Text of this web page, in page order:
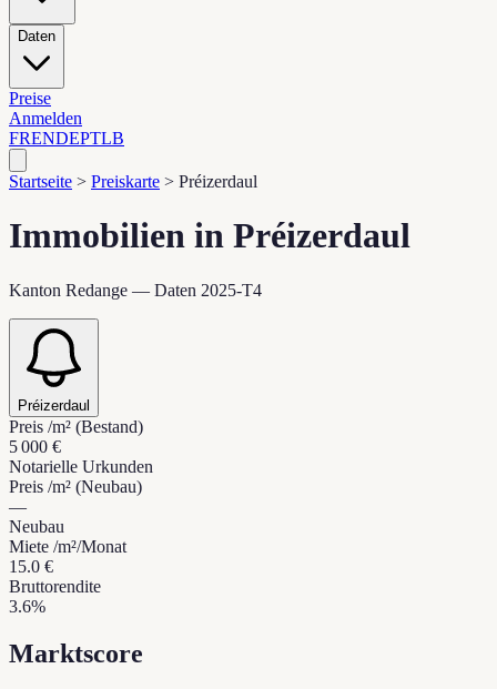
Daten
Preise
Anmelden
FRENDEPTLB
Startseite > Preiskarte > Préizerdaul
Immobilien in Préizerdaul
Kanton Redange — Daten 2025-T4
Préizerdaul
Preis /m² (Bestand)
5 000 €
Notarielle Urkunden
Preis /m² (Neubau)
—
Neubau
Miete /m²/Monat
15.0 €
Bruttorendite
3.6%
Marktscore